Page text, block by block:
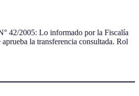
42/2005: Lo informado por la Fiscalía
la transferencia consultada. Rol